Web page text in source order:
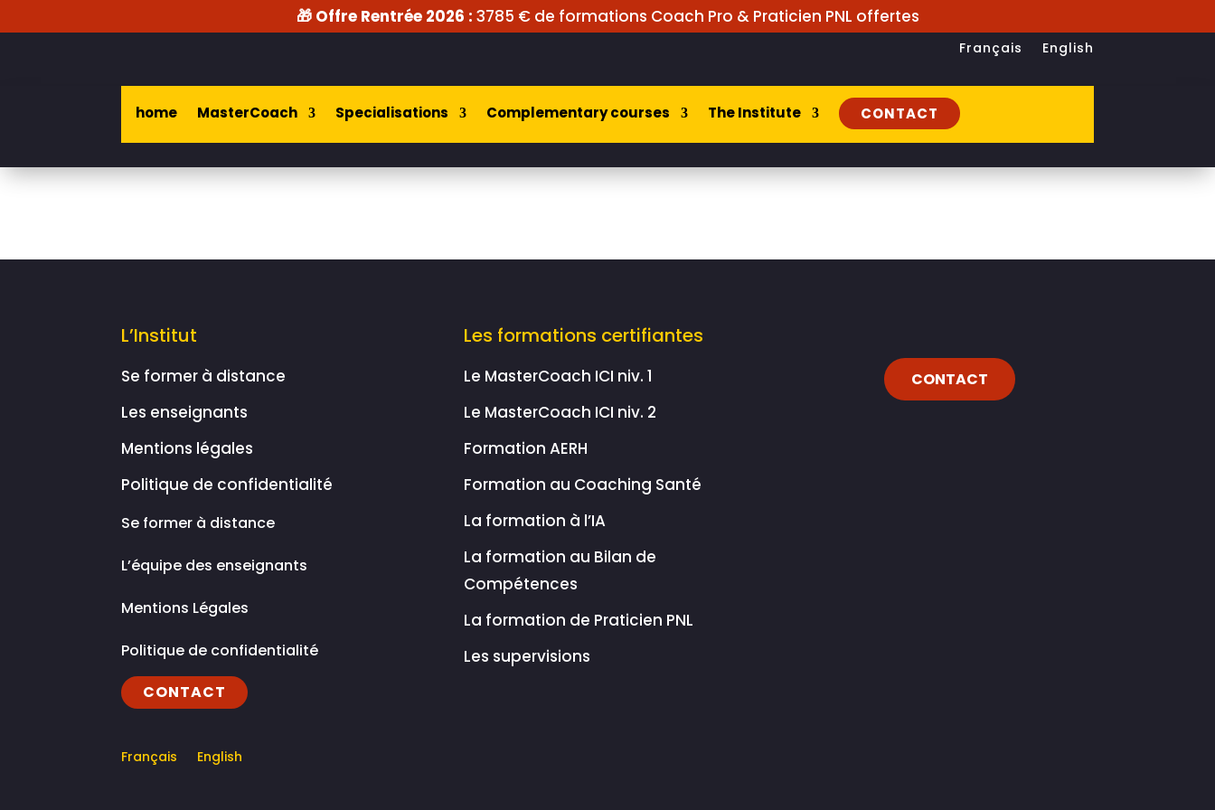
🎁 Offre Rentrée 2026 : 3785 € de formations Coach Pro & Praticien PNL offertes
Français English
home MasterCoach Specialisations Complementary courses The Institute CONTACT
L’Institut
Se former à distance
Les enseignants
Mentions légales
Politique de confidentialité
Se former à distance
L’équipe des enseignants
Mentions Légales
Politique de confidentialité
CONTACT
Français English
Les formations certifiantes
Le MasterCoach ICI niv. 1
Le MasterCoach ICI niv. 2
Formation AERH
Formation au Coaching Santé
La formation à l’IA
La formation au Bilan de
Compétences
La formation de Praticien PNL
Les supervisions
CONTACT